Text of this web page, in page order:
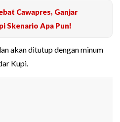
Cawapres, Ganjar
Skenario Apa Pun!
akan ditutup dengan minum
Kupi.